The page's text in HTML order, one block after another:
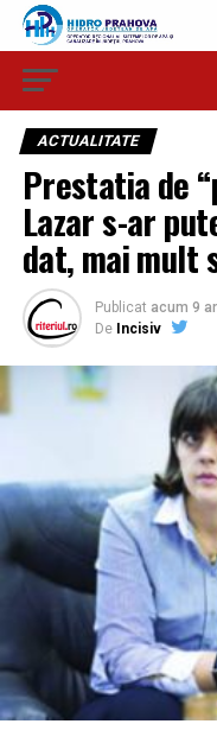
ACTUALITATE
Prestatia de
Lazar s-ar
dat, mai mult
Publicat acum 9
De Incisiv